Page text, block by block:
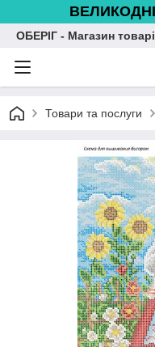
ОБЕРІГ - Магазин
Товари та послуги